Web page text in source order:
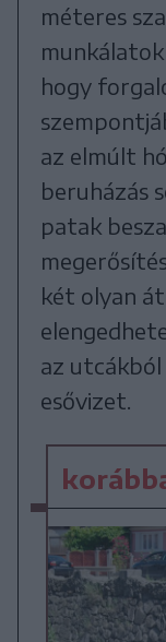
méteres
hogy
az elmúlt
beruházás
patak
két olyan
az
esővizet.